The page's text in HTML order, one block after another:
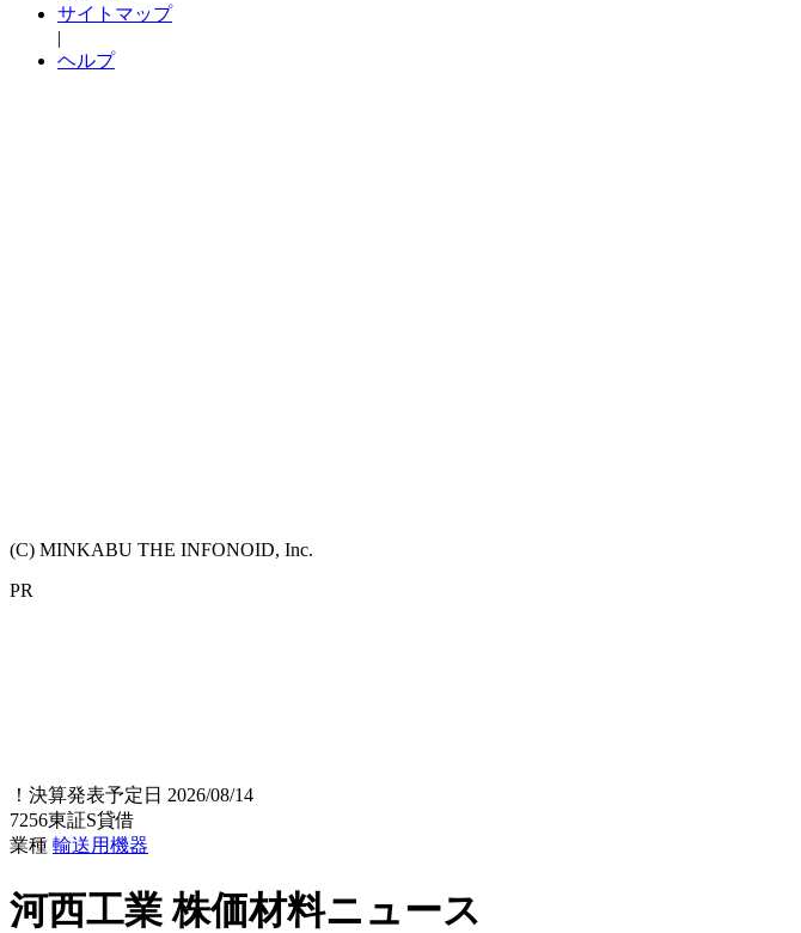
サイトマップ
|
ヘルプ
(C) MINKABU THE INFONOID, Inc.
PR
！ 決算発表予定日 2026/08/14
7256東証S貸借
業種 輸送用機器
河西工業株価材料ニュース